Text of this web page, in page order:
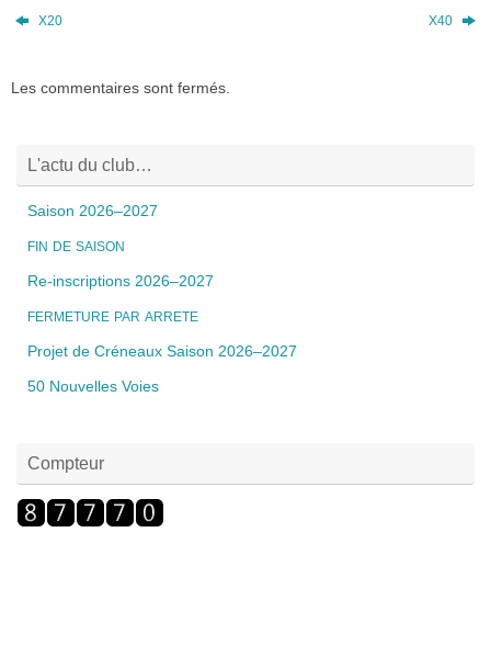
X20 X40
Les commentaires sont fermés.
L'actu du club…
Saison 2026–2027
FIN DE SAISON
Re-inscriptions 2026–2027
FERMETURE PAR ARRETE
Projet de Créneaux Saison 2026–2027
50 Nouvelles Voies
Compteur